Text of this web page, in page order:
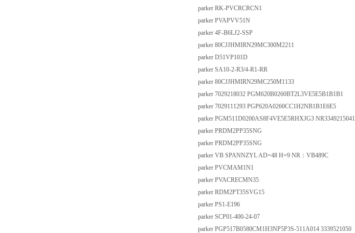
parker RK-PVCRCRCN1
parker PVAPVV51N
parker 4F-B6LJ2-SSP
parker 80CJJHMIRN29MC300M2211
parker D51VP101D
parker SA10-2-R3/4-R1-RR
parker 80CJJHMIRN29MC250M1133
parker 7029218032 PGM620B0260BT2L3VE5E5B1B1B1
parker 7029111293 PGP620A0260CC1H2NB1B1E6E5
parker PGM511D0200AS8F4VE5E5RHXJG3 NR3349215041
parker PRDM2PP35SNG
parker PRDM2PP35SNG
parker VB SPANNZYL AD=48 H=9 NR：VB489C
parker PVCMAM1N1
parker PVACRECMN35
parker RDM2PT35SVG15
parker PS1-E196
parker SCP01-400-24-07
parker PGP517B0580CM1H3NP5P3S-511A014 3339521050